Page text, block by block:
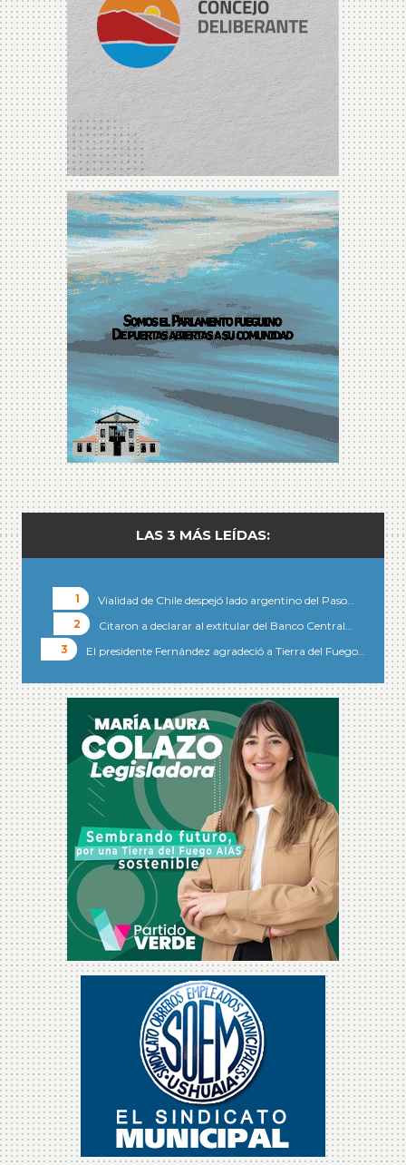
LAS 3 MÁS LEÍDAS:
Vialidad de Chile despejó lado argentino del Paso…
Citaron a declarar al extitular del Banco Central…
El presidente Fernández agradeció a Tierra del Fuego…